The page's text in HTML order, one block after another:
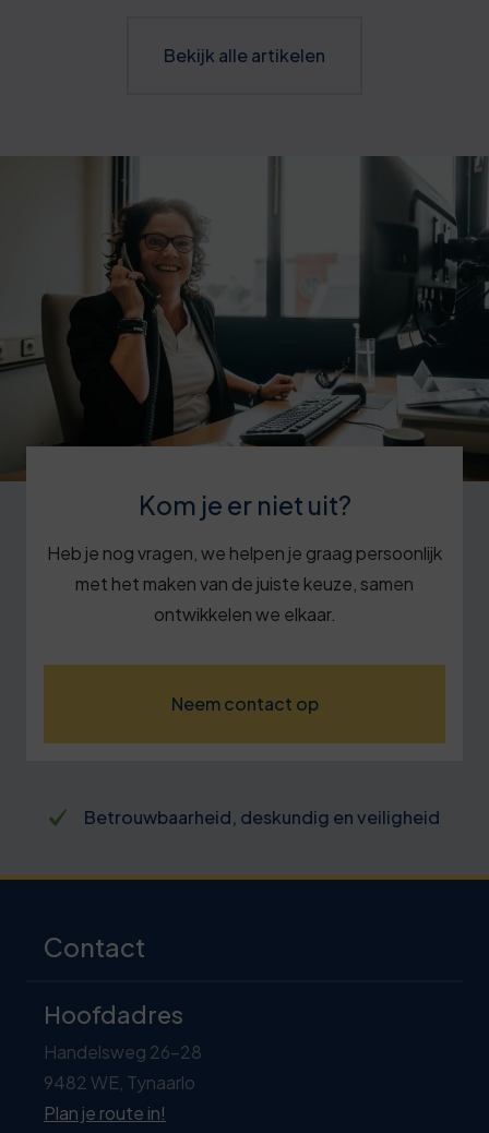
Bekijk alle artikelen
Kom je er niet uit?
Heb je nog vragen, we helpen je graag persoonlijk
met het maken van de juiste keuze, samen
ontwikkelen we elkaar.
Neem contact op
Betrouwbaarheid, deskundig en veiligheid
Contact
Hoofdadres
Handelsweg 26-28
9482 WE, Tynaarlo
Plan je route in!